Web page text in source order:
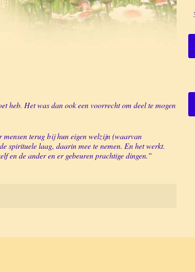
heb. Het was dan ook een voorrecht om deel te mogen
terug bij hun eigen welzijn (waarvan
spirituele laag, daarin mee te nemen. En het werkt.
en de ander en er gebeuren prachtige dingen.”
anders tegen mijn leven gaan aankijken.